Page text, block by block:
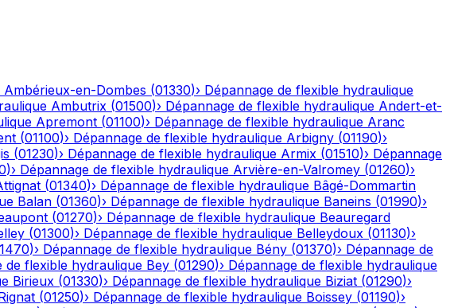
Ambérieux-en-Dombes (01330)› Dépannage de flexible hydraulique
Ambutrix (01500)› Dépannage de flexible hydraulique Andert-et-
Apremont (01100)› Dépannage de flexible hydraulique Aranc
(01100)› Dépannage de flexible hydraulique Arbigny (01190)›
(01230)› Dépannage de flexible hydraulique Armix (01510)› Dépannage
)› Dépannage de flexible hydraulique Arvière-en-Valromey (01260)›
(01340)› Dépannage de flexible hydraulique Bâgé-Dommartin
Balan (01360)› Dépannage de flexible hydraulique Baneins (01990)›
(01270)› Dépannage de flexible hydraulique Beauregard
(01300)› Dépannage de flexible hydraulique Belleydoux (01130)›
)› Dépannage de flexible hydraulique Bény (01370)› Dépannage de
de flexible hydraulique Bey (01290)› Dépannage de flexible hydraulique
Birieux (01330)› Dépannage de flexible hydraulique Biziat (01290)›
(01250)› Dépannage de flexible hydraulique Boissey (01190)›